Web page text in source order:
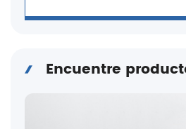
Encuentre